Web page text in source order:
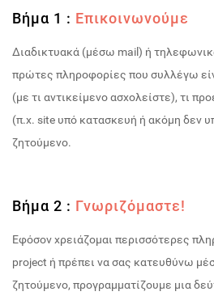
Βήμα 1 : Επικοινωνούμε
Διαδικτυακά (μέσω mail) ή
πρώτες πληροφορίες που συλλέγω
(με τι αντικείμενο ασχολείστε), τι
(π.χ. site υπό κατασκευή ή ακόμη δεν
ζητούμενο.
Βήμα 2 : Γνωριζόμαστε!
Εφόσον χρειάζομαι περισσότερες
project ή πρέπει να σας κατευθύνω
ζητούμενο, προγραμματίζουμε μια